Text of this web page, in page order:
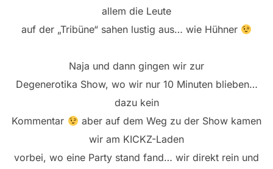
allem die Leute
auf der „Tribüne“ sahen lustig aus… wie Hühner
Naja und dann gingen wir zur
Degenerotika Show, wo wir nur 10 Minuten blieben…
dazu kein
Kommentar
aber auf dem Weg zu der Show kamen
wir am KICKZ-Laden
vorbei, wo eine Party stand fand… wir direkt rein und